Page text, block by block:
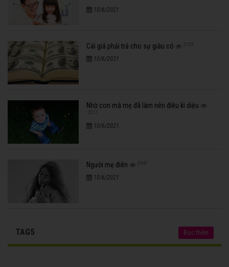
10/6/2021
Cái giá phải trả cho sự giàu có 2729
10/6/2021
Nhờ con mà mẹ đã làm nên điều kì diệu
10/6/2021
Người mẹ điên 2647
10/6/2021
TAGS Đọc thêm